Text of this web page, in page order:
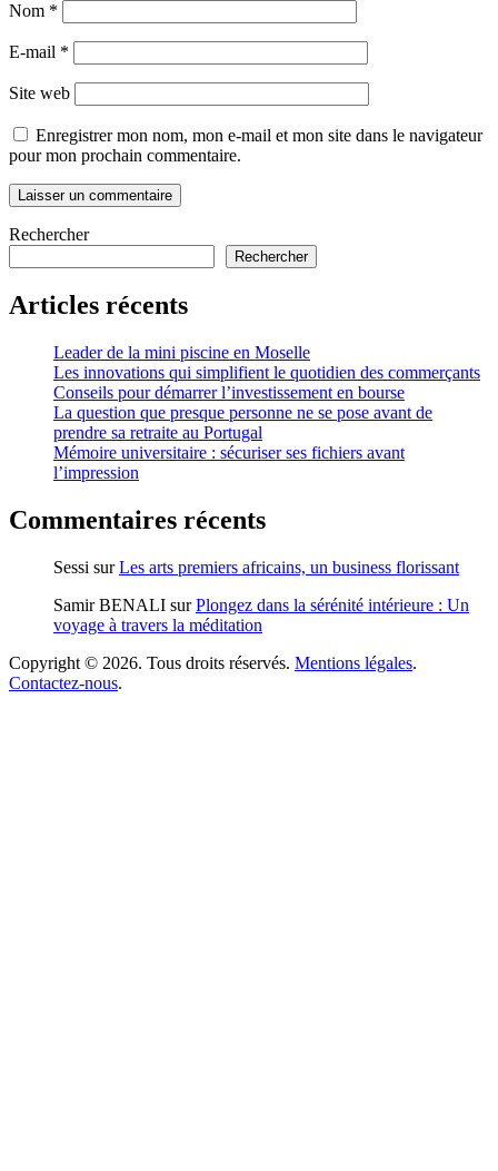
Nom *
E-mail *
Site web
Enregistrer mon nom, mon e-mail et mon site dans le navigateur
pour mon prochain commentaire.
Rechercher
Rechercher
Articles récents
Leader de la mini piscine en Moselle
Les innovations qui simplifient le quotidien des commerçants
Conseils pour démarrer l’investissement en bourse
La question que presque personne ne se pose avant de
prendre sa retraite au Portugal
Mémoire universitaire : sécuriser ses fichiers avant
l’impression
Commentaires récents
Sessi surLes arts premiers africains, un business florissant
Samir BENALI surPlongez dans la sérénité intérieure : Un
voyage à travers la méditation
Copyright © 2026. Tous droits réservés. Mentions légales.
Contactez-nous.